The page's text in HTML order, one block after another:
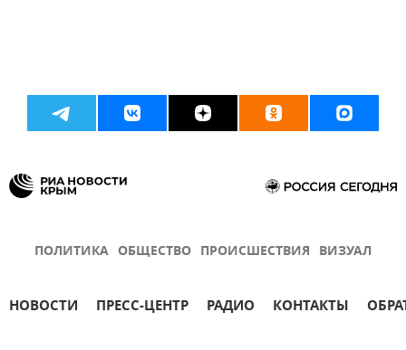
ПОЛИТИКА ОБЩЕСТВО ПРОИСШЕСТВИЯ ВИЗУАЛ
НОВОСТИ ПРЕСС-ЦЕНТР РАДИО КОНТАКТЫ